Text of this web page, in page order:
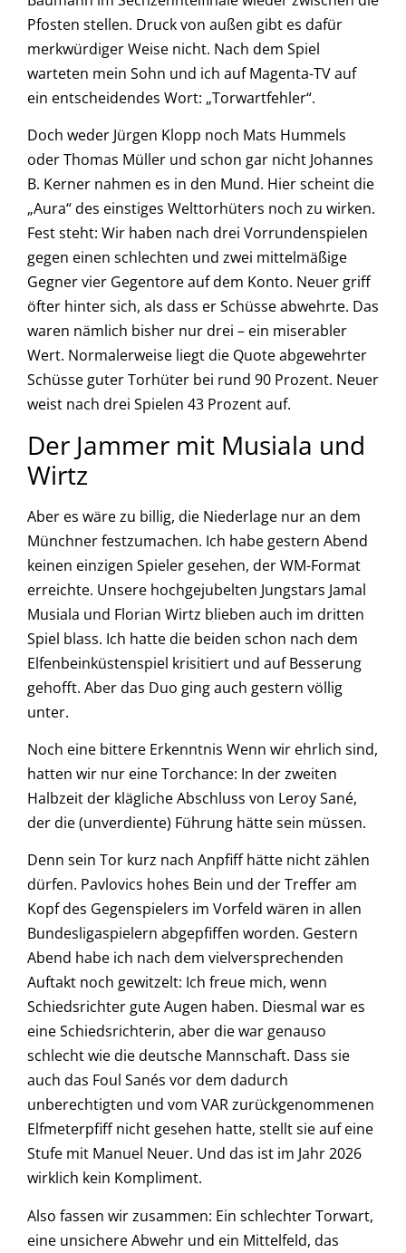
Pfosten stellen. Druck von außen gibt es dafür
merkwürdiger Weise nicht. Nach dem Spiel
warteten mein Sohn und ich auf Magenta-TV auf
ein entscheidendes Wort: „Torwartfehler“.
Doch weder Jürgen Klopp noch Mats Hummels
oder Thomas Müller und schon gar nicht Johannes
B. Kerner nahmen es in den Mund. Hier scheint die
„Aura“ des einstiges Welttorhüters noch zu wirken.
Fest steht: Wir haben nach drei Vorrundenspielen
gegen einen schlechten und zwei mittelmäßige
Gegner vier Gegentore auf dem Konto. Neuer griff
öfter hinter sich, als dass er Schüsse abwehrte. Das
waren nämlich bisher nur drei – ein miserabler
Wert. Normalerweise liegt die Quote abgewehrter
Schüsse guter Torhüter bei rund 90 Prozent. Neuer
weist nach drei Spielen 43 Prozent auf.
Der Jammer mit Musiala und
Wirtz
Aber es wäre zu billig, die Niederlage nur an dem
Münchner festzumachen. Ich habe gestern Abend
keinen einzigen Spieler gesehen, der WM-Format
erreichte. Unsere hochgejubelten Jungstars Jamal
Musiala und Florian Wirtz blieben auch im dritten
Spiel blass. Ich hatte die beiden schon nach dem
Elfenbeinküstenspiel krisitiert und auf Besserung
gehofft. Aber das Duo ging auch gestern völlig
unter.
Noch eine bittere Erkenntnis Wenn wir ehrlich sind,
hatten wir nur eine Torchance: In der zweiten
Halbzeit der klägliche Abschluss von Leroy Sané,
der die (unverdiente) Führung hätte sein müssen.
Denn sein Tor kurz nach Anpfiff hätte nicht zählen
dürfen. Pavlovics hohes Bein und der Treffer am
Kopf des Gegenspielers im Vorfeld wären in allen
Bundesligaspielern abgepfiffen worden. Gestern
Abend habe ich nach dem vielversprechenden
Auftakt noch gewitzelt: Ich freue mich, wenn
Schiedsrichter gute Augen haben. Diesmal war es
eine Schiedsrichterin, aber die war genauso
schlecht wie die deutsche Mannschaft. Dass sie
auch das Foul Sanés vor dem dadurch
unberechtigten und vom VAR zurückgenommenen
Elfmeterpfiff nicht gesehen hatte, stellt sie auf eine
Stufe mit Manuel Neuer. Und das ist im Jahr 2026
wirklich kein Kompliment.
Also fassen wir zusammen: Ein schlechter Torwart,
eine unsichere Abwehr und ein Mittelfeld, das